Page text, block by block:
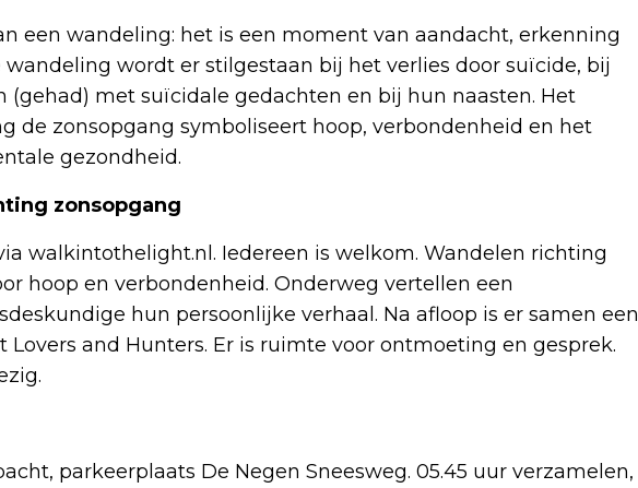
een wandeling: het is een moment van aandacht, erkenning
wordt er stilgestaan bij het verlies door suïcide, bij
(gehad) met suïcidale gedachten en bij hun naasten. Het
de zonsopgang symboliseert hoop, verbondenheid en het
gezondheid.
zonsopgang
walkintothelight.nl. Iedereen is welkom. Wandelen richting
hoop en verbondenheid. Onderweg vertellen een
hun persoonlijke verhaal. Na afloop is er samen een
and Hunters. Er is ruimte voor ontmoeting en gesprek.
parkeerplaats De Negen Sneesweg. 05.45 uur verzamelen,